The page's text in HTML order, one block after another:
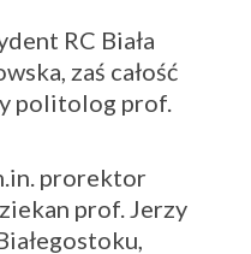
RC Biała
zaś całość
politolog prof.
prorektor
prof. Jerzy